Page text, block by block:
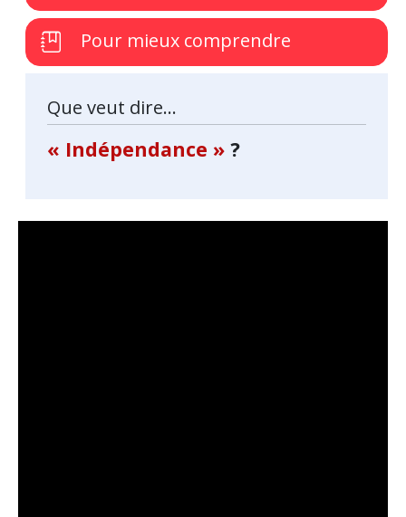
Pour mieux comprendre
Que veut dire...
« Indépendance » ?